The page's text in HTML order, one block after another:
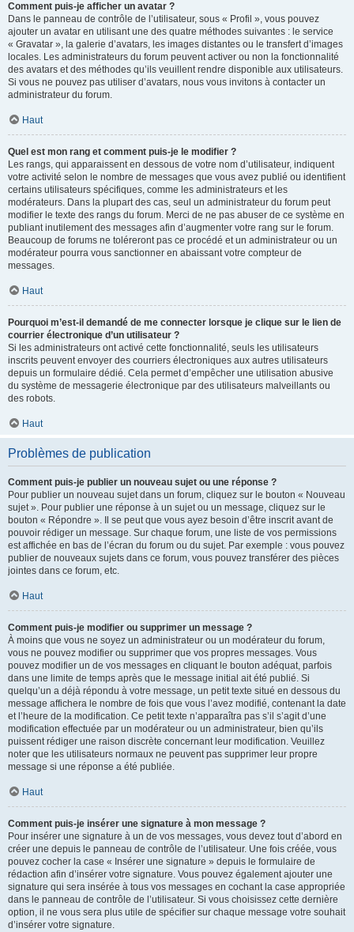
Comment puis-je afficher un avatar ?
Dans le panneau de contrôle de l’utilisateur, sous « Profil », vous pouvez
ajouter un avatar en utilisant une des quatre méthodes suivantes : le service
« Gravatar », la galerie d’avatars, les images distantes ou le transfert d’images
locales. Les administrateurs du forum peuvent activer ou non la fonctionnalité
des avatars et des méthodes qu’ils veuillent rendre disponible aux utilisateurs.
Si vous ne pouvez pas utiliser d’avatars, nous vous invitons à contacter un
administrateur du forum.
Haut
Quel est mon rang et comment puis-je le modifier ?
Les rangs, qui apparaissent en dessous de votre nom d’utilisateur, indiquent
votre activité selon le nombre de messages que vous avez publié ou identifient
certains utilisateurs spécifiques, comme les administrateurs et les
modérateurs. Dans la plupart des cas, seul un administrateur du forum peut
modifier le texte des rangs du forum. Merci de ne pas abuser de ce système en
publiant inutilement des messages afin d’augmenter votre rang sur le forum.
Beaucoup de forums ne toléreront pas ce procédé et un administrateur ou un
modérateur pourra vous sanctionner en abaissant votre compteur de
messages.
Haut
Pourquoi m’est-il demandé de me connecter lorsque je clique sur le lien de
courrier électronique d’un utilisateur ?
Si les administrateurs ont activé cette fonctionnalité, seuls les utilisateurs
inscrits peuvent envoyer des courriers électroniques aux autres utilisateurs
depuis un formulaire dédié. Cela permet d’empêcher une utilisation abusive
du système de messagerie électronique par des utilisateurs malveillants ou
des robots.
Haut
Problèmes de publication
Comment puis-je publier un nouveau sujet ou une réponse ?
Pour publier un nouveau sujet dans un forum, cliquez sur le bouton « Nouveau
sujet ». Pour publier une réponse à un sujet ou un message, cliquez sur le
bouton « Répondre ». Il se peut que vous ayez besoin d’être inscrit avant de
pouvoir rédiger un message. Sur chaque forum, une liste de vos permissions
est affichée en bas de l’écran du forum ou du sujet. Par exemple : vous pouvez
publier de nouveaux sujets dans ce forum, vous pouvez transférer des pièces
jointes dans ce forum, etc.
Haut
Comment puis-je modifier ou supprimer un message ?
À moins que vous ne soyez un administrateur ou un modérateur du forum,
vous ne pouvez modifier ou supprimer que vos propres messages. Vous
pouvez modifier un de vos messages en cliquant le bouton adéquat, parfois
dans une limite de temps après que le message initial ait été publié. Si
quelqu’un a déjà répondu à votre message, un petit texte situé en dessous du
message affichera le nombre de fois que vous l’avez modifié, contenant la date
et l’heure de la modification. Ce petit texte n’apparaîtra pas s’il s’agit d’une
modification effectuée par un modérateur ou un administrateur, bien qu’ils
puissent rédiger une raison discrète concernant leur modification. Veuillez
noter que les utilisateurs normaux ne peuvent pas supprimer leur propre
message si une réponse a été publiée.
Haut
Comment puis-je insérer une signature à mon message ?
Pour insérer une signature à un de vos messages, vous devez tout d’abord en
créer une depuis le panneau de contrôle de l’utilisateur. Une fois créée, vous
pouvez cocher la case « Insérer une signature » depuis le formulaire de
rédaction afin d’insérer votre signature. Vous pouvez également ajouter une
signature qui sera insérée à tous vos messages en cochant la case appropriée
dans le panneau de contrôle de l’utilisateur. Si vous choisissez cette dernière
option, il ne vous sera plus utile de spécifier sur chaque message votre souhait
d’insérer votre signature.